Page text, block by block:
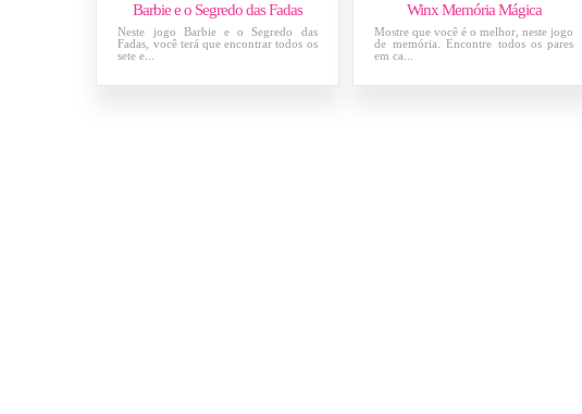
Barbie e o Segredo das Fadas
Neste jogo Barbie e o Segredo das
Fadas, você terá que encontrar todos os
sete e...
Winx Memória Mágica
Mostre que você é o melhor, neste jogo
de memória. Encontre todos os pares
em ca...